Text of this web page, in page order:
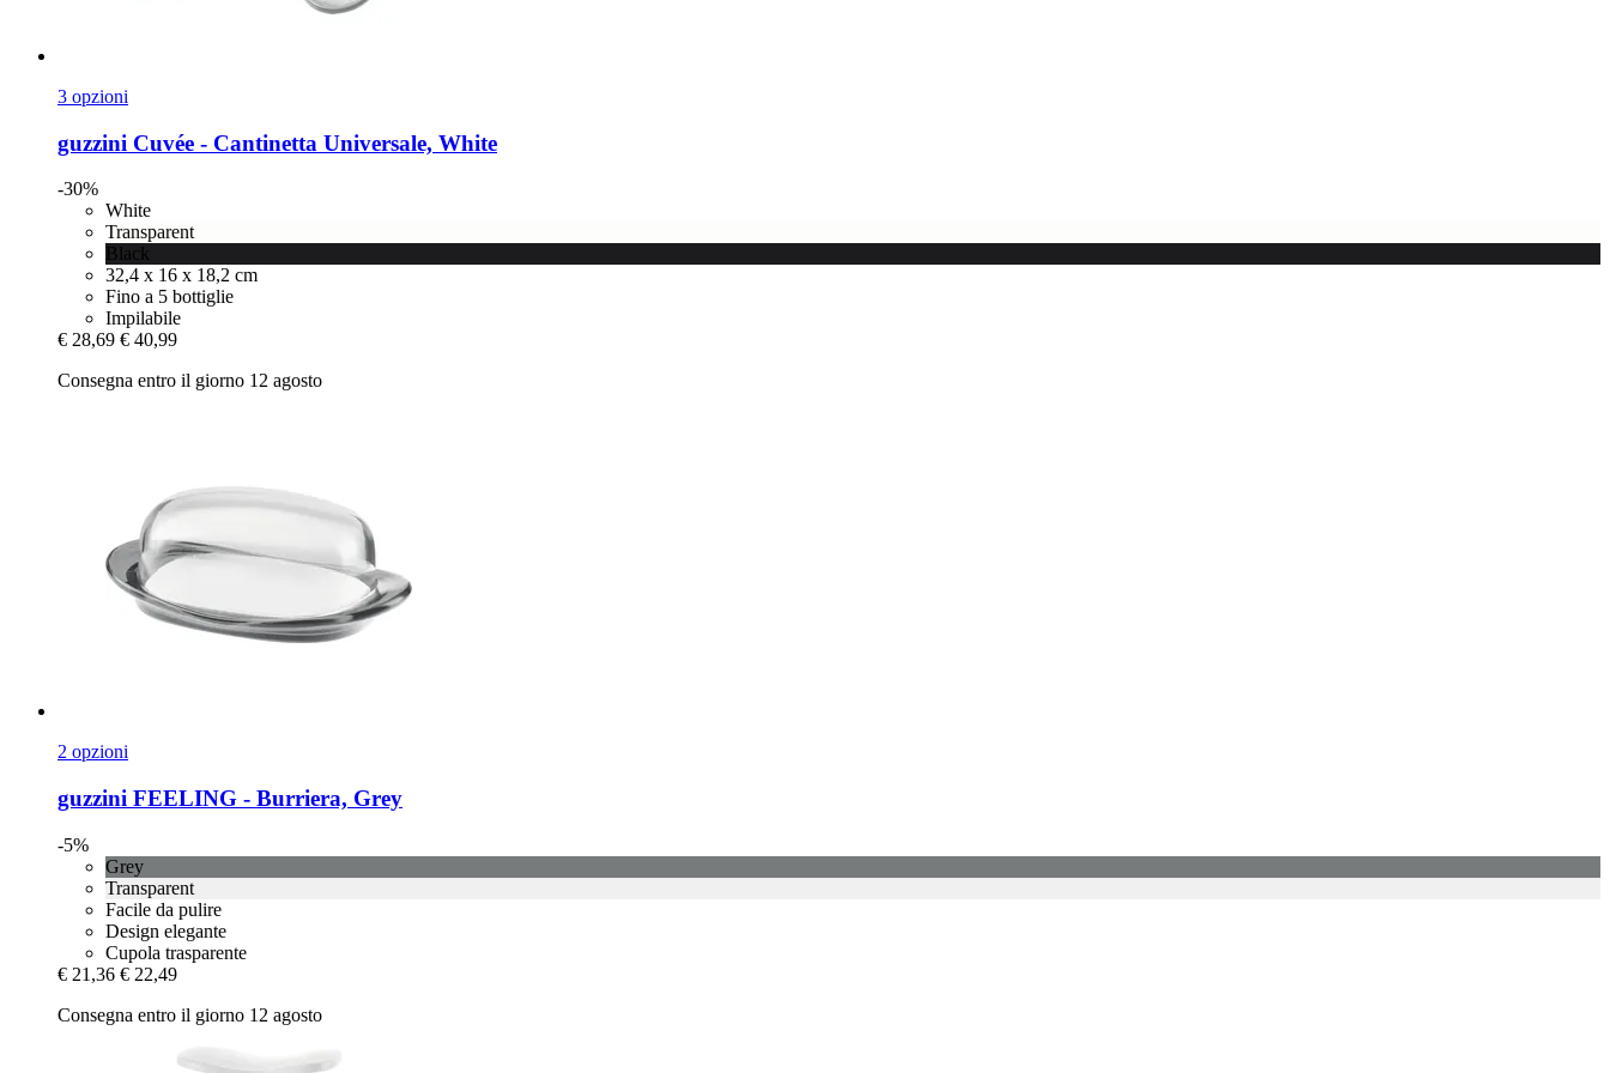
3 opzioni
guzzini Cuvée -​ Cantinetta Universale, White
-30%
White
Transparent
Black
32,4 x 16 x 18,2 cm
Fino a 5 bottiglie
Impilabile
€ 28,69 € 40,99
Consegna entro il giorno 12 agosto
2 opzioni
guzzini FEELING -​ Burriera, Grey
-5%
Grey
Transparent
Facile da pulire
Design elegante
Cupola trasparente
€ 21,36 € 22,49
Consegna entro il giorno 12 agosto